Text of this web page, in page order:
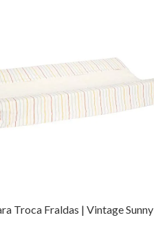
Troca Fraldas | Vintage Sunny